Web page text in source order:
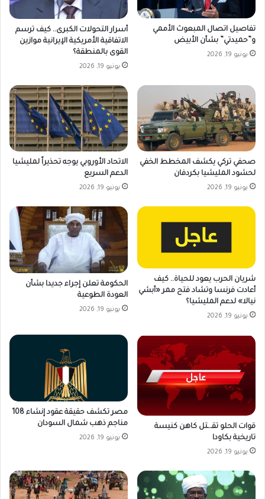
تفاصيل اتصال المبعوث الأممي
و”حميدتي” بشأن الأبيض
يونيو 19, 2026
أسرار التحولات الكبرى.. كيف ترسم
الاتفاقية الأمريكية الإيرانية موازين
القوى بالمنطقة؟
يونيو 19, 2026
صحفي تركي يكشف المخطط الخفي
لحشود المليشيا بكردفان
يونيو 19, 2026
الاتحاد الأوروبي يوجه تحذيراً لمليشيا
الدعم السريع
يونيو 19, 2026
شريان الحرب يعود للحياة.. كيف
أعادت فرنسا وتشاد فتح ممر «أبشي
نيالا» لدعم المليشيا؟
يونيو 19, 2026
الحكومة تعلن إجراء جديدا بشأن
العودة الطوعية
يونيو 19, 2026
قوات الحلو تقـ.ـتل كاهن كنيسة
تاريخية بكاودا
يونيو 19, 2026
مصر تكشف حقيقة عقود إنشاء 108
مناجم ذهب شمال السودان
يونيو 19, 2026